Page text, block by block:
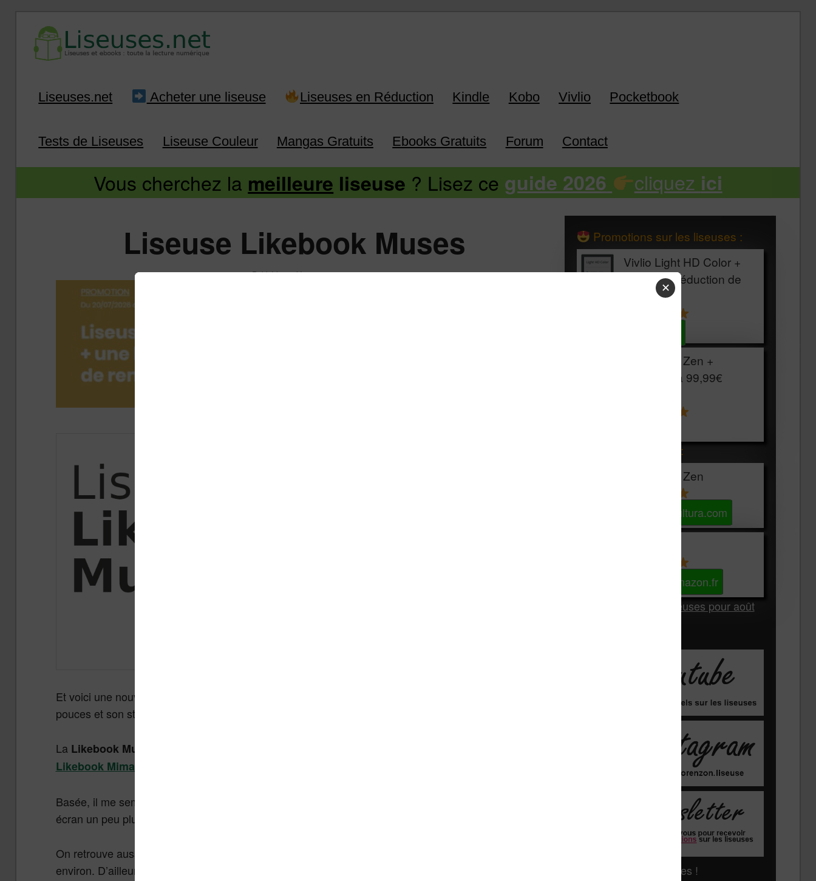
Infos sur les liseuses Kindle, Kobo, Vivlio, Pocketbook
Liseuses.net Acheter une liseuse Liseuses en Réduction Kindle Kobo Vivlio Pocketbook
Tests de Liseuses Liseuse Couleur Mangas Gratuits Ebooks Gratuits Forum Contact
Vous cherchez la meilleure liseuse ? Lisez ce guide 2026 cliquez ici
Liseuse Likebook Muses
Publié le18 février 2019
Et voici une nouvelle liseuse qui nous vient d’Asie : la Likebook Muses avec son écran de 7,8
pouces et son stylet.
La Likebook Muses
Likebook Mimas
Basée, il me semble, sur un concept technique similaire, la Likebook Muses propose donc un
écran un peu plus petit et donc une liseuse plus transportable.
On retrouve aussi la touche Likebook Mars, une liseuse presque identique sortie il y a un an
environ. D’ailleurs, tout porte à croire que cette « Muses » remplace la « Mars ».
Promotions sur les liseuses :
Vivlio Light HD Color +
HOUSSE réduction de
Vivlio Light Zen +
HOUSSE à 99,99€
Les accessibles :
Vivlio Light Zen
Voir sur Cultura.com
Voir sur Amazon.fr
Les Meilleures liseuses pour août
Liseuses pas chères !
✕